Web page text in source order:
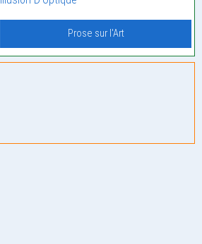
Prose sur l'Art